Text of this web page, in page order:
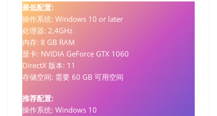
最低配置:
操作系统: Windows 10 or later
处理器: 2,4GHz
内存: 8 GB RAM
显卡: NVIDIA GeForce GTX 1060
DirectX 版本: 11
存储空间: 需要 60 GB 可用空间
推荐配置:
操作系统: Windows 10